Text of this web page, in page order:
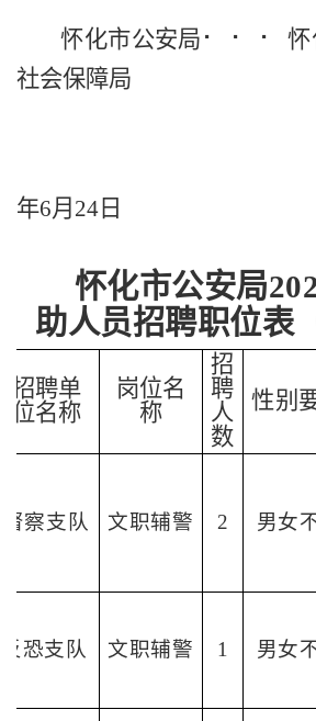
怀化市公安局 ⠂ ⠂ ⠂ 怀
社会保障局
年6月24日
怀化市公安局
助人员招聘职位表
招聘单
位名称
岗位名
称
招
聘
人
数
性别
督察支队 文职辅警 2 男女
反恐支队 文职辅警 1 男女